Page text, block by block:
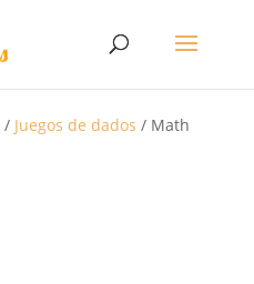
/ Juegos de dados / Math